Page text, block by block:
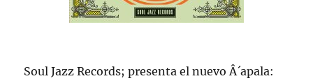
Soul Jazz Records; presenta el nuevo Â´apala: